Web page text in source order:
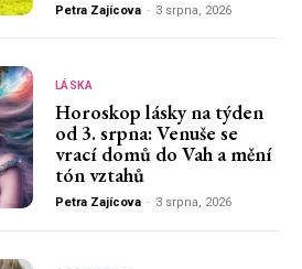
Petra Zajícova - 3 srpna, 2026
LÁSKA
Horoskop lásky na týden
od 3. srpna: Venuše se
vrací domů do Vah a mění
tón vztahů
Petra Zajícova - 3 srpna, 2026